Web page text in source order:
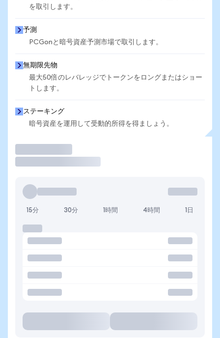
を取引します。
予測
PCGonと暗号資産予測市場で取引します。
無期限先物
最大50倍のレバレッジでトークンをロングまたはショー
トします。
ステーキング
暗号資産を運用して受動的所得を得ましょう。
15分 30分 1時間 4時間 1日